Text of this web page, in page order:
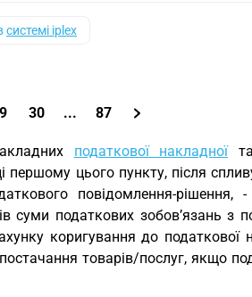
системі iplex
30 ... 87
податкової накладної
першому цього пункту, після
повідомлення-рішення,
суми податкових зобов’язань з
коригування до податкової
товарів/послуг, якщо